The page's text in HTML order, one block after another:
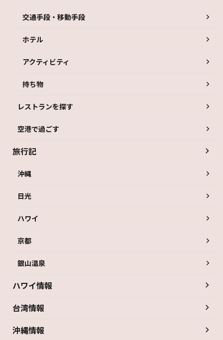
交通手段・移動手段
ホテル
アクティビティ
持ち物
レストランを探す
空港で過ごす
旅行記
沖縄
日光
ハワイ
京都
銀山温泉
ハワイ情報
台湾情報
沖縄情報